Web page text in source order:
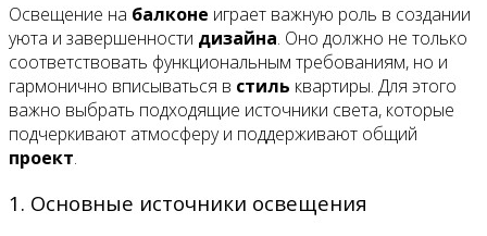
Освещение на балконе играет важную роль в создании
уюта и завершенности дизайна. Оно должно не только
соответствовать функциональным требованиям, но и
гармонично вписываться в стиль квартиры. Для этого
важно выбрать подходящие источники света, которые
подчеркивают атмосферу и поддерживают общий
проект.
1. Основные источники освещения